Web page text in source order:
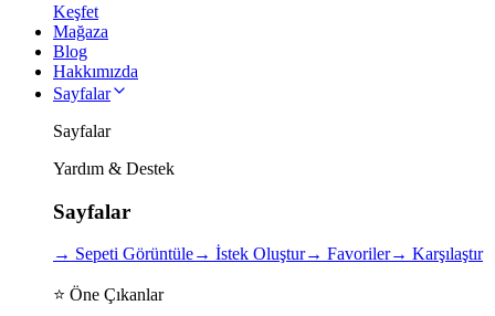
Keşfet
Mağaza
Blog
Hakkımızda
Sayfalar
Sayfalar
Yardım & Destek
Sayfalar
→ Sepeti Görüntüle→ İstek Oluştur→ Favoriler→ Karşılaştır
⭐ Öne Çıkanlar